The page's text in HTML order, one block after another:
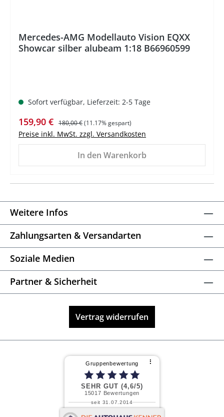
Mercedes-AMG Modellauto Vision EQXX
Showcar silber alubeam 1:18 B66960599
Sofort verfügbar, Lieferzeit: 2-5 Tage
Verkaufspreis:
159,90 € Regulärer Preis:
180,00 €(11.17% gespart)
Preise inkl. MwSt. zzgl. Versandkosten
In den Warenkorb
Weitere Infos
Zahlungsarten & Versandarten
Soziale Medien
Partner & Sicherheit
Vertrag widerrufen